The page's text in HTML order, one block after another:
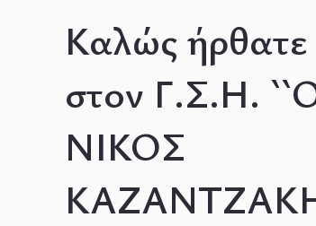
Καλώς ήρθατε
στον Γ.Σ.Η.
ΝΙΚΟΣ